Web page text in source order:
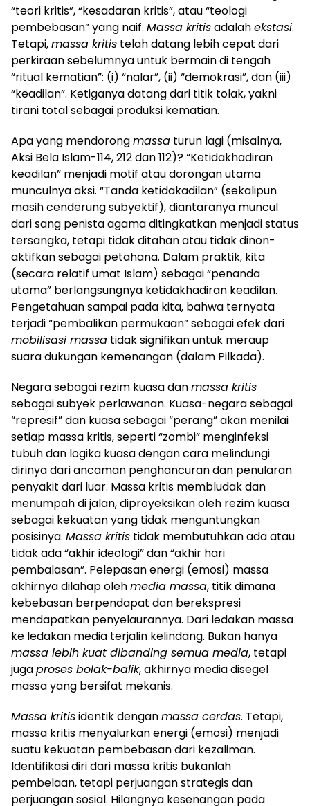
“teori kritis”, “kesadaran kritis”, atau “teologi
pembebasan” yang naif. Massa kritisadalahekstasi.
Tetapi,massa kritis telah datang lebih cepat dari
perkiraan sebelumnya untuk bermain di tengah
“ritual kematian”: (i) “nalar”, (ii) “demokrasi”, dan (iii)
“keadilan”. Ketiganya datang dari titik tolak, yakni
tirani total sebagai produksi kematian.
Apa yang mendorongmassa turun lagi (misalnya,
Aksi Bela Islam-114, 212 dan 112)? “Ketidakhadiran
keadilan” menjadi motif atau dorongan utama
munculnya aksi. “Tanda ketidakadilan” (sekalipun
masih cenderung subyektif), diantaranya muncul
dari sang penista agama ditingkatkan menjadi status
tersangka, tetapi tidak ditahan atau tidak dinon-
aktifkan sebagai petahana. Dalam praktik, kita
(secara relatif umat Islam) sebagai “penanda
utama” berlangsungnya ketidakhadiran keadilan.
Pengetahuan sampai pada kita, bahwa ternyata
terjadi “pembalikan permukaan” sebagai efek dari
mobilisasi massa tidak signifikan untuk meraup
suara dukungan kemenangan (dalam Pilkada).
Negara sebagai rezim kuasa danmassa kritis
sebagai subyek perlawanan. Kuasa-negara sebagai
“represif” dan kuasa sebagai “perang” akan menilai
setiap massa kritis, seperti “zombi” menginfeksi
tubuh dan logika kuasa dengan cara melindungi
dirinya dari ancaman penghancuran dan penularan
penyakit dari luar. Massa kritis membludak dan
menumpah di jalan, diproyeksikan oleh rezim kuasa
sebagai kekuatan yang tidak menguntungkan
posisinya. Massa kritis tidak membutuhkan ada atau
tidak ada “akhir ideologi” dan “akhir hari
pembalasan”. Pelepasan energi (emosi) massa
akhirnya dilahap olehmedia massa, titik dimana
kebebasan berpendapat dan berekspresi
mendapatkan penyelaurannya. Dari ledakan massa
ke ledakan media terjalin kelindang. Bukan hanya
massa lebih kuat dibanding semua media, tetapi
jugaproses bolak-balik, akhirnya media disegel
massa yang bersifat mekanis.
Massa kritisidentik denganmassa cerdas. Tetapi,
massa kritis menyalurkan energi (emosi) menjadi
suatu kekuatan pembebasan dari kezaliman.
Identifikasi diri dari massa kritis bukanlah
pembelaan, tetapi perjuangan strategis dan
perjuangan sosial. Hilangnya kesenangan pada